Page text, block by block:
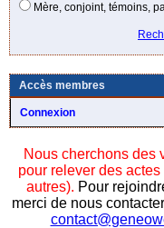
Mère, conjoint, témoins,
Accès membres
Connexion
Nous cherchons des
pour relever des
autres). Pour
merci de nous